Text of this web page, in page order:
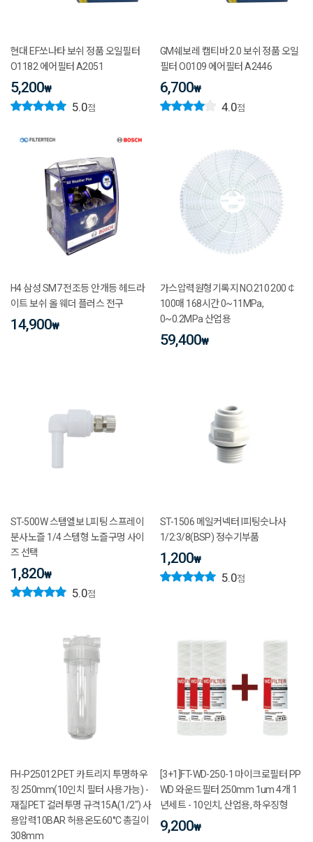
현대 EF쏘나타 보쉬 정품 오일필터
O1182 에어필터 A2051
5,200₩
5.0점
GM쉐보레 캡티바 2.0 보쉬 정품 오일
필터 O0109 에어필터 A2446
6,700₩
4.0점
H4 삼성 SM7 전조등 안개등 헤드라
이트 보쉬 올 웨더 플러스 전구
14,900₩
가스압력원형기록지 NO.210 200￠
100매 168시간 0~11MPa,
0~0.2MPa 산업용
59,400₩
ST-500W 스템엘보 L피팅 스프레이
분사노즐 1/4 스템형 노즐구멍 사이
즈 선택
1,820₩
5.0점
ST-1506 메일커넥터 I피팅숫나사
1/2:3/8(BSP) 정수기부품
1,200₩
5.0점
FH-P25012 PET 카트리지 투명하우
징 250mm(10인치 필터 사용가능) -
재질PET 컬러투명 규격15A(1/2") 사
용압력10BAR 허용온도60°C 총길이
308mm
[3+1]FT-WD-250-1 마이크로필터 PP
WD 와운드필터 250mm 1um 4개 1
년세트 - 10인치, 산업용, 하우징형
9,200₩